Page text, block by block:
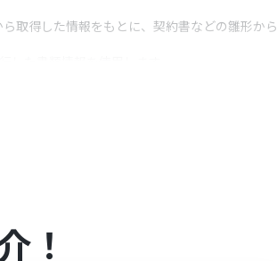
取得した情報をもとに、契約書などの雛形から
メントで発行された書類のIDや、SmartHRか
など）をユーザーの運用に合わせて細かく設
！